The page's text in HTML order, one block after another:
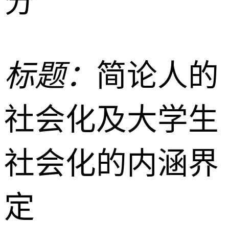
标题： 简论人的
社会化及大学生
社会化的内涵界
定